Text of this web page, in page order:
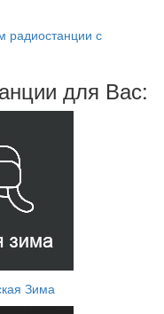
радиостанции с
для Вас:
Зима